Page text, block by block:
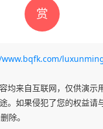
赏
均来自互联网，仅供演示
。如果侵犯了您的权益请
除。